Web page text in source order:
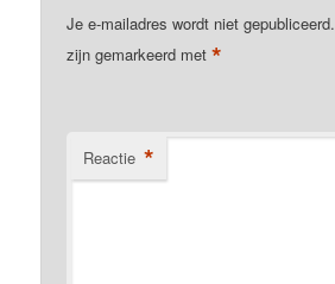
Je e-mailadres wordt niet gepubliceerd.
zijn gemarkeerd met*
Reactie *